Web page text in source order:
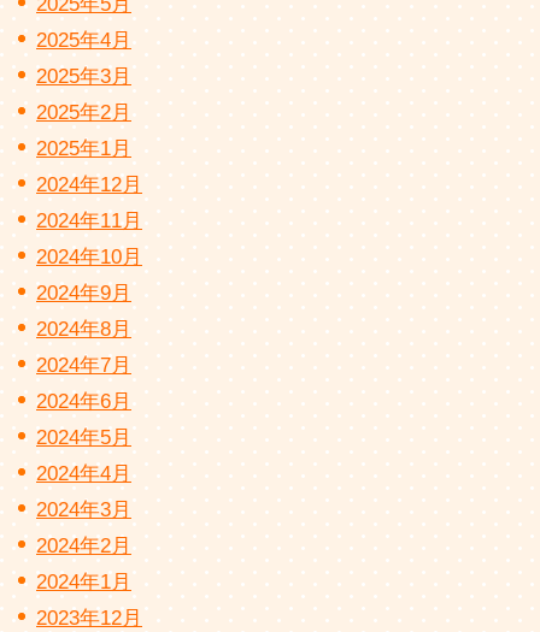
2025年4月
2025年3月
2025年2月
2025年1月
2024年12月
2024年11月
2024年10月
2024年9月
2024年8月
2024年7月
2024年6月
2024年5月
2024年4月
2024年3月
2024年2月
2024年1月
2023年12月